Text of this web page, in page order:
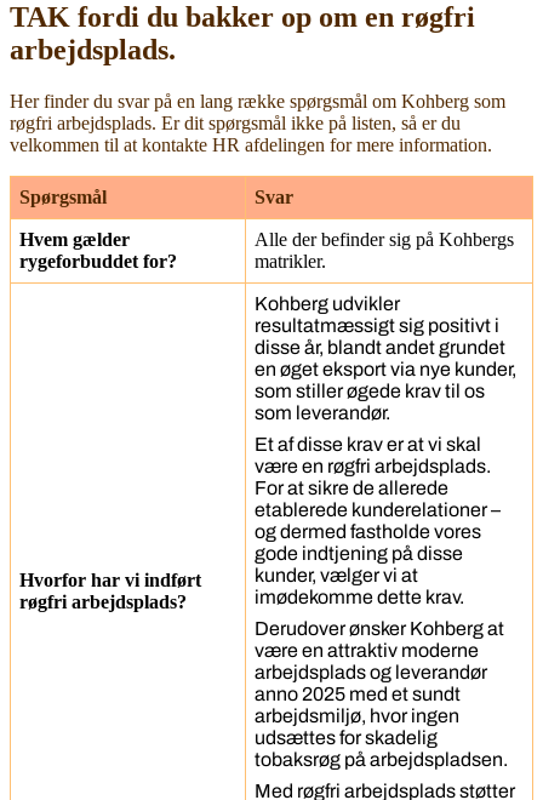
TAK fordi du bakker op om en røgfri
arbejdsplads.
Her finder du svar på en lang række spørgsmål om Kohberg som
røgfri arbejdsplads. Er dit spørgsmål ikke på listen, så er du
velkommen til at kontakte HR afdelingen for mere information.
Spørgsmål Svar
Hvem gælder
rygeforbuddet for?
Alle der befinder sig på Kohbergs
matrikler.
Hvorfor har vi indført
røgfri arbejdsplads?
Kohberg udvikler
resultatmæssigt sig positivt i
disse år, blandt andet grundet
en øget eksport via nye kunder,
som stiller øgede krav til os
som leverandør.
Et af disse krav er at vi skal
være en røgfri arbejdsplads.
For at sikre de allerede
etablerede kunderelationer –
og dermed fastholde vores
gode indtjening på disse
kunder, vælger vi at
imødekomme dette krav.
Derudover ønsker Kohberg at
være en attraktiv moderne
arbejdsplads og leverandør
anno 2025 med et sundt
arbejdsmiljø, hvor ingen
udsættes for skadelig
tobaksrøg på arbejdspladsen.
Med røgfri arbejdsplads støtter